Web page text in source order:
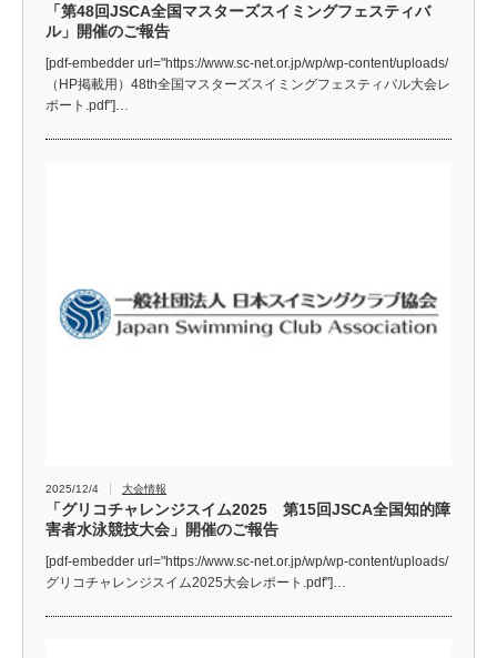
「第48回JSCA全国マスターズスイミングフェスティバ
ル」開催のご報告
[pdf-embedder url="https://www.sc-net.or.jp/wp/wp-content/uploads/
（HP掲載用）48th全国マスターズスイミングフェスティバル大会レ
ポート.pdf"]…
2025/12/4 大会情報
「グリコチャレンジスイム2025 第15回JSCA全国知的障
害者水泳競技大会」開催のご報告
[pdf-embedder url="https://www.sc-net.or.jp/wp/wp-content/uploads/
グリコチャレンジスイム2025大会レポート.pdf"]…